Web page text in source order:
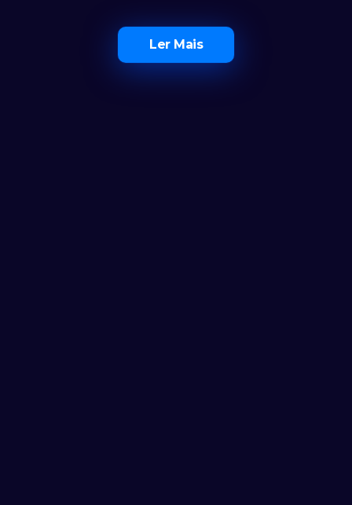
Ler Mais